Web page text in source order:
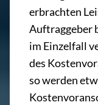
erbrachten
Auftraggeber
im Einzelfall
des
so werden